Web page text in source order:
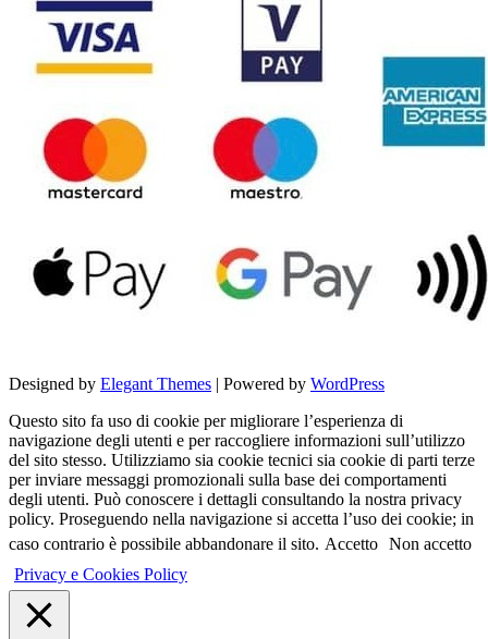
Designed by Elegant Themes | Powered by WordPress
Questo sito fa uso di cookie per migliorare l’esperienza di
navigazione degli utenti e per raccogliere informazioni sull’utilizzo
del sito stesso. Utilizziamo sia cookie tecnici sia cookie di parti terze
per inviare messaggi promozionali sulla base dei comportamenti
degli utenti. Può conoscere i dettagli consultando la nostra privacy
policy. Proseguendo nella navigazione si accetta l’uso dei cookie; in
caso contrario è possibile abbandonare il sito. Accetto Non accetto
Privacy e Cookies Policy